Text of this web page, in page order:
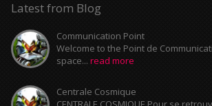
Latest from Blog
Communication Point
Welcome to the Point de
space... read more
Centrale Cosmique